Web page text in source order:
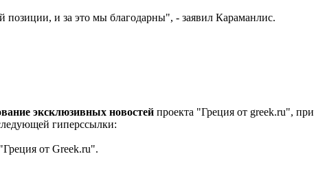
и за это мы благодарны", - заявил Караманлис.
эксклюзивных новостей проекта "Греция от greek.ru", при
гиперссылки:
от Greek.ru".